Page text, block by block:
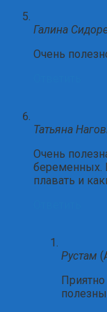
Галина
Очень
Татьяна
Очень
беременных.
плавать и
Рустам